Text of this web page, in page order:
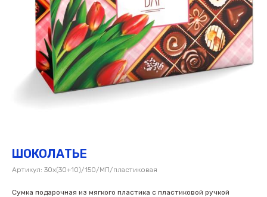
ШОКОЛАТЬЕ
Артикул: 30х(30+10)/150/МП/пластиковая
Сумка подарочная из мягкого пластика с пластиковой ручкой